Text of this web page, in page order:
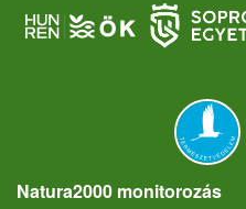
Natura2000 monitorozás